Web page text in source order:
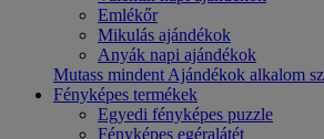
Emlékőr
Mikulás ajándékok
Anyák napi ajándékok
Mutass mindent Ajándékok alkalom
Fényképes termékek
Egyedi fényképes puzzle
Fényképes egéralátét